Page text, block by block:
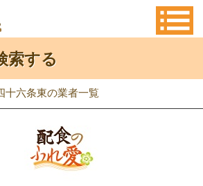
索する
十六条東の業者一覧